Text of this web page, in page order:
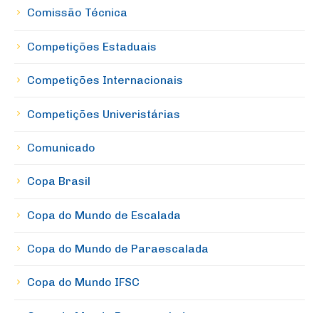
Comissão Técnica
Competições Estaduais
Competições Internacionais
Competições Univeristárias
Comunicado
Copa Brasil
Copa do Mundo de Escalada
Copa do Mundo de Paraescalada
Copa do Mundo IFSC